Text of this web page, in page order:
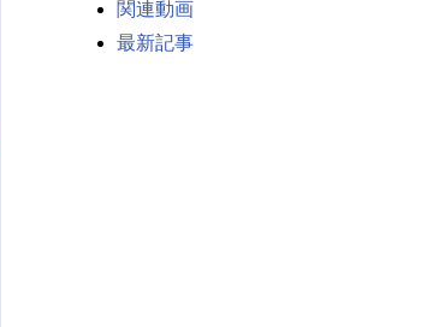
関連動画
最新記事